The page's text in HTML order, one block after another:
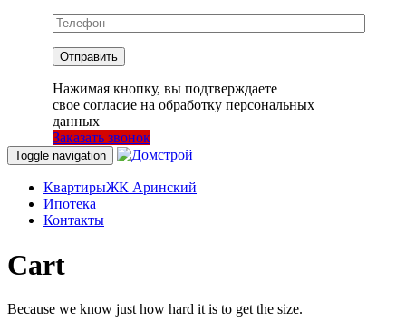
Нажимая кнопку, вы подтверждаете
свое согласие на обработку персональных
данных
Заказать звонок
Toggle navigation
КвартирыЖК Аринский
Ипотека
Контакты
Cart
Because we know just how hard it is to get the size.